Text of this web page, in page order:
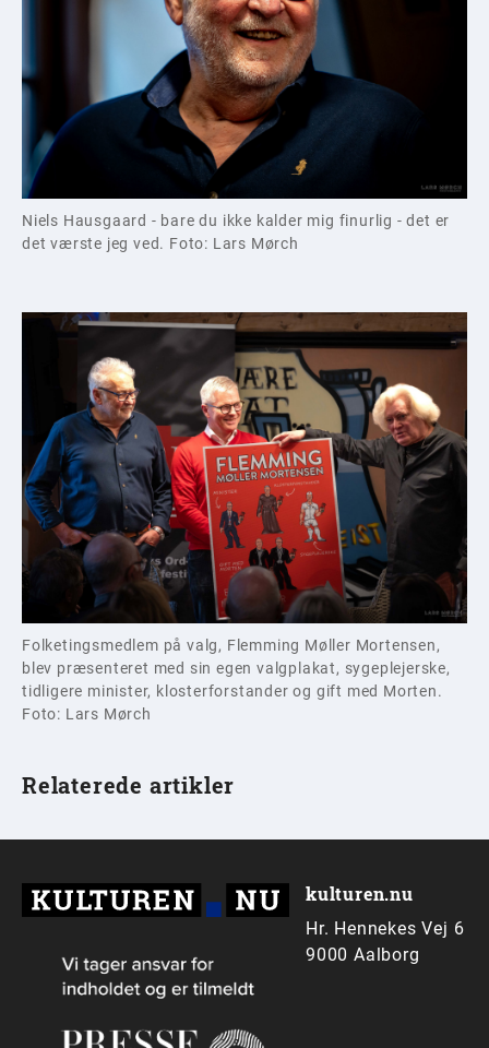
Niels Hausgaard - bare du ikke kalder mig finurlig - det er
det værste jeg ved. Foto: Lars Mørch
Folketingsmedlem på valg, Flemming Møller Mortensen,
blev præsenteret med sin egen valgplakat, sygeplejerske,
tidligere minister, klosterforstander og gift med Morten.
Foto: Lars Mørch
Relaterede artikler
kulturen.nu
Hr. Hennekes Vej 6
9000 Aalborg